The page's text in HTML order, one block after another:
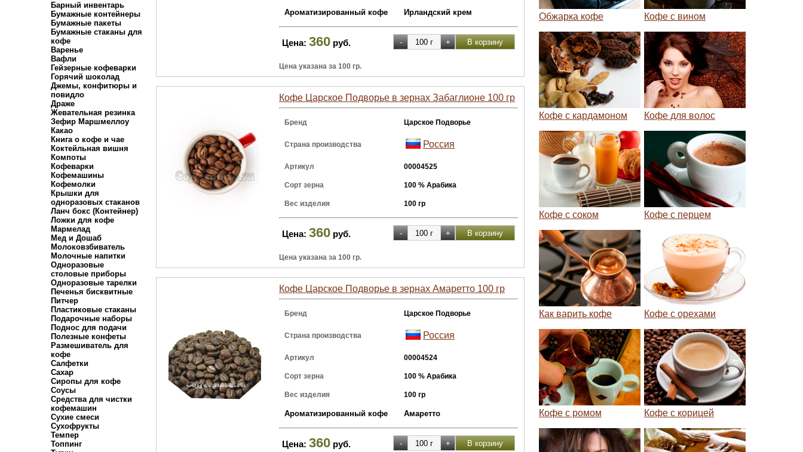
Барный инвентарь
Бумажные контейнеры
Бумажные пакеты
Бумажные стаканы для
кофе
Варенье
Вафли
Гейзерные кофеварки
Горячий шоколад
Джемы, конфитюры и
повидло
Драже
Жевательная резинка
Зефир Маршмеллоу
Какао
Книга о кофе и чае
Коктейльная вишня
Компоты
Кофеварки
Кофемашины
Кофемолки
Крышки для
одноразовых стаканов
Ланч бокс (Контейнер)
Ложки для кофе
Мармелад
Мед и Дошаб
Молоковзбиватель
Молочные напитки
Одноразовые
столовые приборы
Одноразовые тарелки
Печенья бисквитные
Питчер
Пластиковые стаканы
Подарочные наборы
Поднос для подачи
Полезные конфеты
Размешиватель для
кофе
Салфетки
Сахар
Сиропы для кофе
Соусы
Средства для чистки
кофемашин
Сухие смеси
Сухофрукты
Темпер
Топпинг
Ароматизированный кофе Ирландский крем
Цена: 360 руб.
Цена указана за 100 гр.
Кофе Царское Подворье в зернах Забаглионе 100 гр
Бренд Царское Подворье
Страна производства Россия
Артикул 00004525
Сорт зерна 100 % Арабика
Вес изделия 100 гр
Цена: 360 руб.
Цена указана за 100 гр.
Кофе Царское Подворье в зернах Амаретто 100 гр
Бренд Царское Подворье
Страна производства Россия
Артикул 00004524
Сорт зерна 100 % Арабика
Вес изделия 100 гр
Ароматизированный кофе Амаретто
Цена: 360 руб.
Обжарка кофе Кофе с вином
Кофе с кардамоном Кофе для волос
Кофе с соком Кофе с перцем
Как варить кофе Кофе с орехами
Кофе с ромом Кофе с корицей